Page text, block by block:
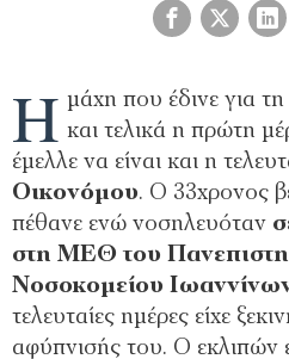
Η μάχη που έδινε για
και τελικά η πρώτη
έμελλε να είναι και η
Οικονόμου. Ο 33χρονος
πέθανε ενώ νοσηλευόταν
στη ΜΕΘ του
Νοσοκομείου
τελευταίες ημέρες είχε
αφύπνισής του. Ο εκλιπών